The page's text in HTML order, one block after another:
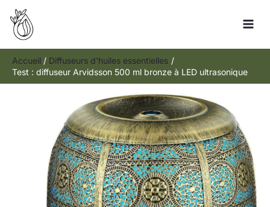
Aller
contenu
Accueil
Diffuseurs d'huiles essentielles
Test : diffuseur Arvidsson 500 ml bronze à LED ultrasonique
Rechercher